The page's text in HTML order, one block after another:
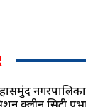
नगरपालिका